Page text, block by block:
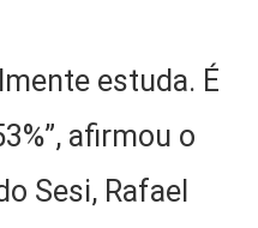
estuda. É
afirmou o
Sesi, Rafael